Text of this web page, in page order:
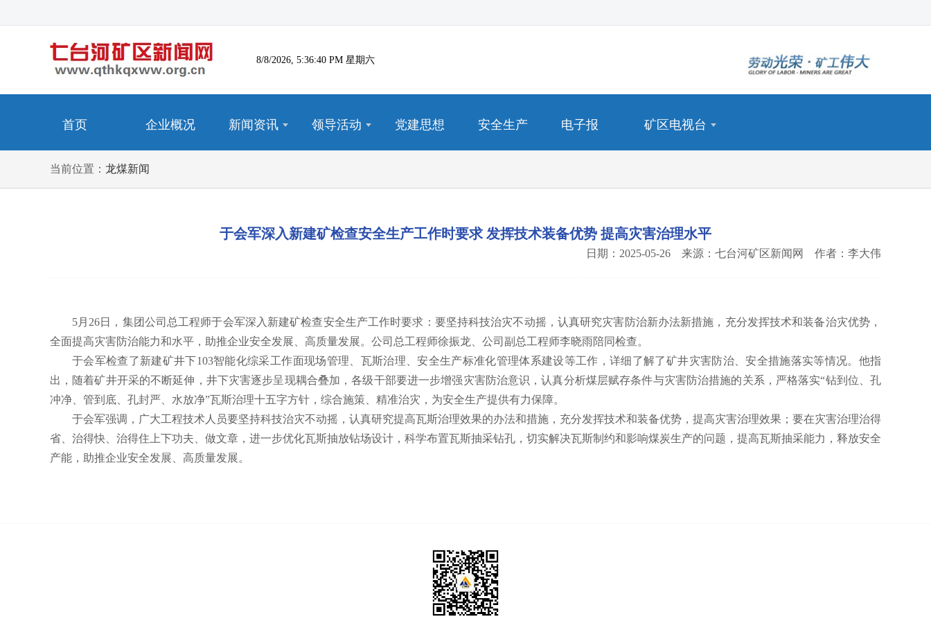
8/8/2026, 5:36:40 PM 星期六
首页 企业概况 新闻资讯 领导活动 党建思想 安全生产 电子报 矿区电视台
当前位置： 龙煤新闻
于会军深入新建矿检查安全生产工作时要求 发挥技术装备优势 提高灾害治理水平
日期：2025-05-26 来源：七台河矿区新闻网 作者：李大伟
5月26日，集团公司总工程师于会军深入新建矿检查安全生产工作时要求：要坚持科技治灾不动摇，认真研究灾害防治新办法新措施，充分发挥技术和装备治灾优势，
全面提高灾害防治能力和水平，助推企业安全发展、高质量发展。公司总工程师徐振龙、公司副总工程师李晓雨陪同检查。
于会军检查了新建矿井下103智能化综采工作面现场管理、瓦斯治理、安全生产标准化管理体系建设等工作，详细了解了矿井灾害防治、安全措施落实等情况。他指
出，随着矿井开采的不断延伸，井下灾害逐步呈现耦合叠加，各级干部要进一步增强灾害防治意识，认真分析煤层赋存条件与灾害防治措施的关系，严格落实“钻到位、孔
冲净、管到底、孔封严、水放净”瓦斯治理十五字方针，综合施策、精准治灾，为安全生产提供有力保障。
于会军强调，广大工程技术人员要坚持科技治灾不动摇，认真研究提高瓦斯治理效果的办法和措施，充分发挥技术和装备优势，提高灾害治理效果；要在灾害治理治得
省、治得快、治得住上下功夫、做文章，进一步优化瓦斯抽放钻场设计，科学布置瓦斯抽采钻孔，切实解决瓦斯制约和影响煤炭生产的问题，提高瓦斯抽采能力，释放安全
产能，助推企业安全发展、高质量发展。